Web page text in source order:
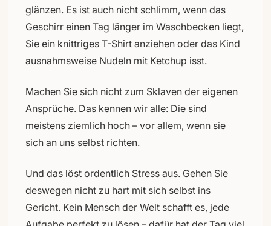
glänzen. Es ist auch nicht schlimm, wenn das
Geschirr einen Tag länger im Waschbecken liegt,
Sie ein knittriges T-Shirt anziehen oder das Kind
ausnahmsweise Nudeln mit Ketchup isst.
Machen Sie sich nicht zum Sklaven der eigenen
Ansprüche. Das kennen wir alle: Die sind
meistens ziemlich hoch – vor allem, wenn sie
sich an uns selbst richten.
Und das löst ordentlich Stress aus. Gehen Sie
deswegen nicht zu hart mit sich selbst ins
Gericht. Kein Mensch der Welt schafft es, jede